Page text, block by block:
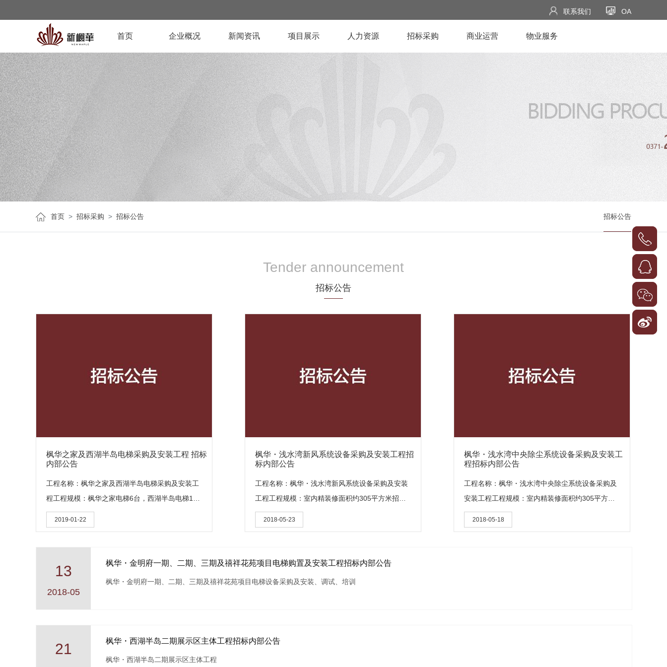
联系我们 OA
首页 企业概况 新闻资讯 项目展示 人力资源 招标采购 商业运营 物业服务
首页 招标采购 招标公告 招标公告
Tender announcement
招标公告
枫华之家及西湖半岛电梯采购及安装工程 招标
内部公告
工程名称：枫华之家及西湖半岛电梯采购及安装工
程工程规模：枫华之家电梯6台，西湖半岛电梯104
台招标方式：邀请招标招标范围：电梯的设计、制
造、运输、装卸、搬运、安装、产品保护、调试、
2019-01-22
枫华・浅水湾新风系统设备采购及安装工程招
标内部公告
工程名称：枫华・浅水湾新风系统设备采购及安装
工程工程规模：室内精装修面积约305平方米招标
方式：邀请招标招标范围：枫华・浅水湾项目新风
系统的供应、安装、调试、后期服务，及产品因质
本项目包括的所有风
2018-05-23
枫华・浅水湾中央除尘系统设备采购及安装工
程招标内部公告
工程名称：枫华・浅水湾中央除尘系统设备采购及
安装工程工程规模：室内精装修面积约305平方米
招标方式：邀请招标招标范围：枫华・浅水湾项目
中央除尘系统的供应、安装、调试、后期服务，及
2018-05-18
13
2018-05
枫华・金明府一期、二期、三期及禧祥花苑项目电梯购置及安装工程招标内部公告
枫华・金明府一期、二期、三期及禧祥花苑项目电梯设备采购及安装、调试、培训
21 枫华・西湖半岛二期展示区主体工程招标内部公告
枫华・西湖半岛二期展示区主体工程